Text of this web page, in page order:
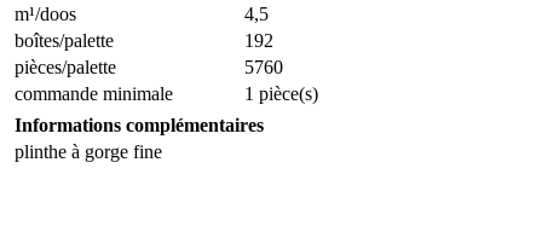
m¹/doos
4,5
boîtes/palette
192
pièces/palette
5760
commande minimale
1 pièce(s)
Informations complémentaires
plinthe à gorge fine